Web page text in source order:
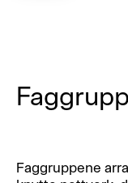
Faggruppene